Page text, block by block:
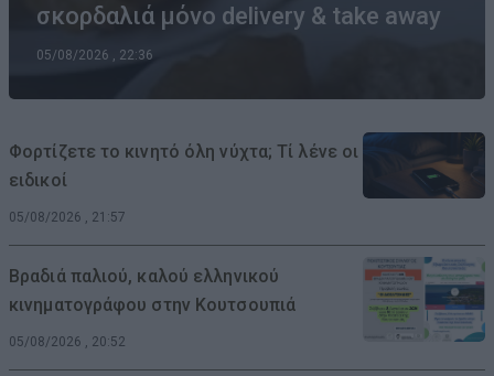
σκορδαλιά μόνο delivery & take away
05/08/2026 , 22:36
Φορτίζετε το κινητό όλη νύχτα; Τί λένε οι
ειδικοί
05/08/2026 , 21:57
Βραδιά παλιού, καλού ελληνικού
κινηματογράφου στην Κουτσουπιά
05/08/2026 , 20:52